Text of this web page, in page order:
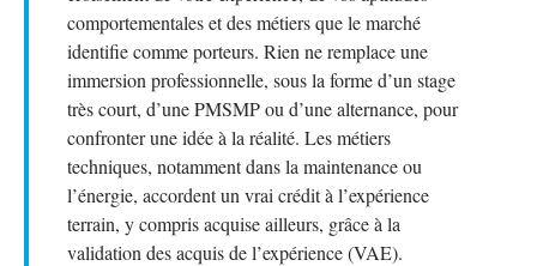
comportementales et des métiers que le marché
identifie comme porteurs. Rien ne remplace une
immersion professionnelle, sous la forme d’un stage
très court, d’une PMSMP ou d’une alternance, pour
confronter une idée à la réalité. Les métiers
techniques, notamment dans la maintenance ou
l’énergie, accordent un vrai crédit à l’expérience
terrain, y compris acquise ailleurs, grâce à la
validation des acquis de l’expérience (VAE).